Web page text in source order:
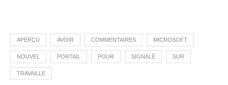
APERÇU AVOIR COMMENTAIRES MICROSOFT
NOUVEL PORTAIL POUR SIGNALÉ SUR
TRAVAILLE